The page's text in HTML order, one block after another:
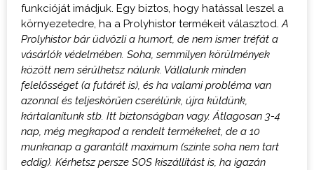
funkcióját imádjuk. Egy biztos, hogy hatással leszel a
környezetedre, ha a Prolyhistor termékeit választod.A
Prolyhistor bár üdvözli a humort, de nem ismer tréfát a
vásárlók védelmében. Soha, semmilyen körülmények
között nem sérülhetsz nálunk. Vállalunk minden
felelősséget (a futárét is), és ha valami probléma van
azonnal és teljeskörűen cserélünk, újra küldünk,
kártalanítunk stb. Itt biztonságban vagy.Átlagosan 3-4
nap, még megkapod a rendelt termékeket, de a 10
munkanap a garantált maximum (szinte soha nem tart
eddig). Kérhetsz persze SOS kiszállítást is, ha igazán